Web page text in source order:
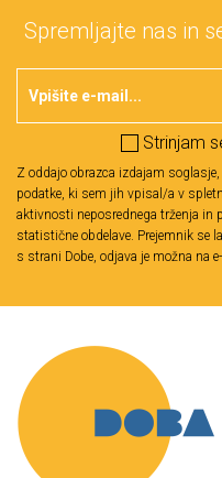
Spremljajte nas in
Strinjam
Z oddajo obrazca izdajam
podatke, ki sem jih vpisal/a v
aktivnosti neposrednega trženja in
statistične obdelave. Prejemnik se
s strani Dobe, odjava je možna na